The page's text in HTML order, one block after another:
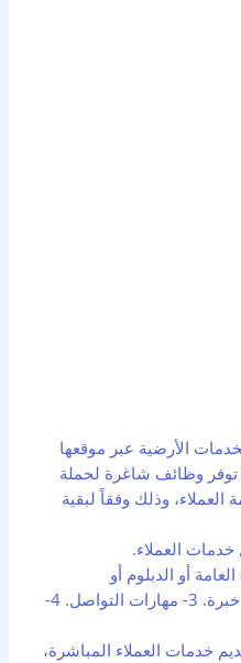
الأرضية عبر موقعها
توفر وظائف شاغرة لحملة
العملاء، وذلك وفقاً لبقية
العملاء.
العامة أو الدبلوم أو
البكالوريوس. 2- لا تشترط خبرة. 3- مهارات التواصل. 4-
والمسؤوليات: 1- تقديم خدمات العملاء المباشرة،